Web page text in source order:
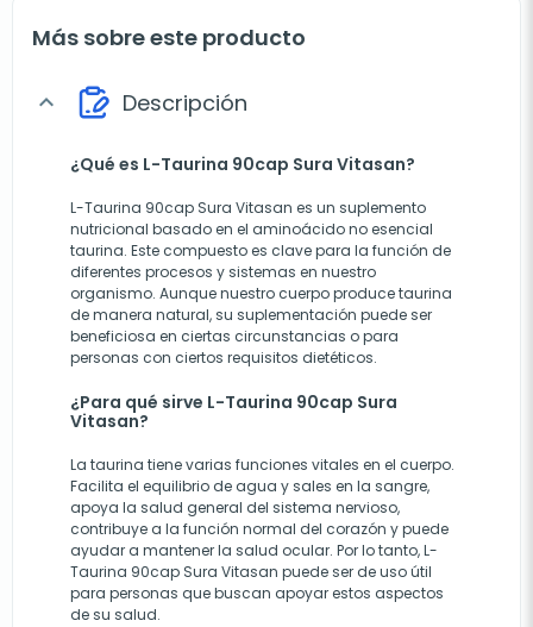
Más sobre este producto
expand_more Descripción
¿Qué es L-Taurina 90cap Sura Vitasan?
L-Taurina 90cap Sura Vitasan es un suplemento
nutricional basado en el aminoácido no esencial
taurina. Este compuesto es clave para la función de
diferentes procesos y sistemas en nuestro
organismo. Aunque nuestro cuerpo produce taurina
de manera natural, su suplementación puede ser
beneficiosa en ciertas circunstancias o para
personas con ciertos requisitos dietéticos.
¿Para qué sirve L-Taurina 90cap Sura
Vitasan?
La taurina tiene varias funciones vitales en el cuerpo.
Facilita el equilibrio de agua y sales en la sangre,
apoya la salud general del sistema nervioso,
contribuye a la función normal del corazón y puede
ayudar a mantener la salud ocular. Por lo tanto, L-
Taurina 90cap Sura Vitasan puede ser de uso útil
para personas que buscan apoyar estos aspectos
de su salud.